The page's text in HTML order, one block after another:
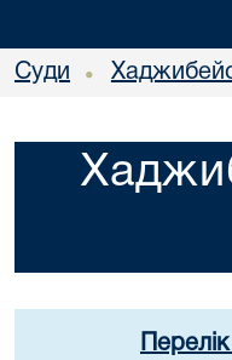
Суди •